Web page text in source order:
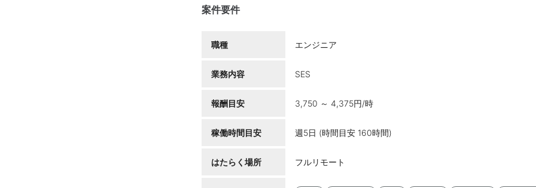
案件要件
職種 エンジニア
業務内容 SES
報酬目安 3,750 ～ 4,375円/時
稼働時間目安 週5日 (時間目安 160時間)
はたらく場所 フルリモート